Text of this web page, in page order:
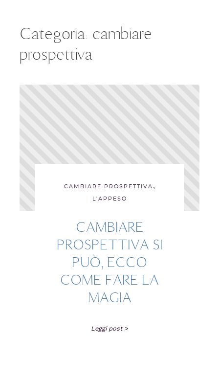
Categoria: cambiare
prospettiva
CAMBIARE PROSPETTIVA ,
L'APPESO
CAMBIARE
PROSPETTIVA SI
PUÒ, ECCO
COME FARE LA
MAGIA
Leggi post >